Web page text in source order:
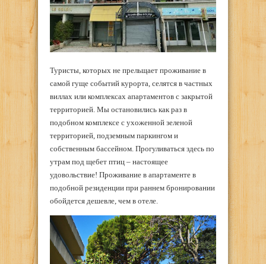
Туристы, которых не прельщает проживание в
самой гуще событий курорта, селятся в частных
виллах или комплексах апартаментов с закрытой
территорией. Мы остановились как раз в
подобном комплексе с ухоженной зеленой
территорией, подземным паркингом и
собственным бассейном. Прогуливаться здесь по
утрам под щебет птиц – настоящее
удовольствие! Проживание в апартаменте в
подобной резиденции при раннем бронировании
обойдется дешевле, чем в отеле.